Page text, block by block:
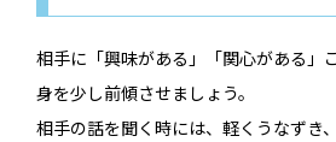
相手に「興味がある」「関心がある」
身を少し前傾させましょう。
相手の話を聞く時には、軽くうなずき